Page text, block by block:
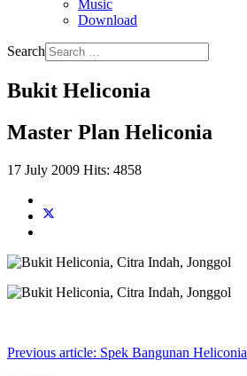
Music
Download
Search
Bukit Heliconia
Master Plan Heliconia
17 July 2009 Hits: 4858
Previous article: Spek Bangunan Heliconia